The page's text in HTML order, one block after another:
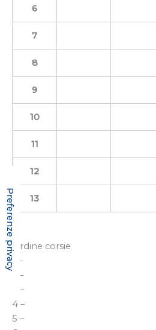
6
7
8
9
10
11
12
13
Ordine corsie
1 –
2 –
3 –
4 –
5 –